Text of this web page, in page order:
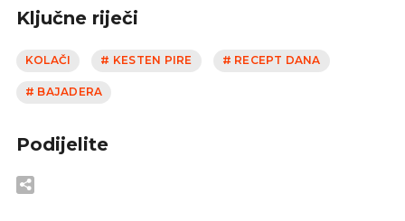
Ključne riječi
KOLAČI # KESTEN PIRE # RECEPT DANA
# BAJADERA
Podijelite